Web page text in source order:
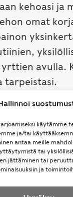
käytämme
ja/tai
antaa meille
tai
jättäminen tai
ja
kehoasi ja
omat
avulla.
tarpeistasi.
→